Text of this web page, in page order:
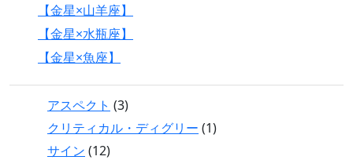
【金星×山羊座】
【金星×水瓶座】
【金星×魚座】
アスペクト (3)
クリティカル・ディグリー (1)
サイン (12)